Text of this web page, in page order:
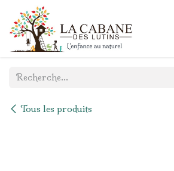
Se rendre au contenu
Tous les produits